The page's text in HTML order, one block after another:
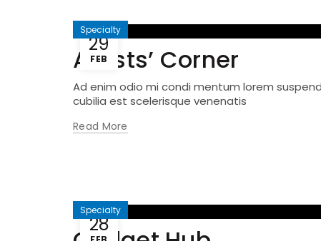
29
FEB
Specialty
Artists’ Corner
Ad enim odio mi condi mentum lorem
cubilia est scelerisque venenatis
Read More
28
Specialty